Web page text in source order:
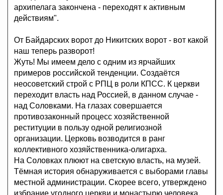
архипелага закончена - переходят к активным
действиям".
От Байдарских ворот до Никитских ворот - вот какой
наш теперь разворот!
Жуть! Мы имеем дело с одним из ярчайших
примеров российской тенденции. Создаётся
неосоветский строй с РПЦ в роли КПСС. К церкви
переходит власть над Россией, в данном случае -
над Соловками. На глазах совершается
противозаконный процесс хозяйственной
реституции в пользу одной религиозной
организации. Церковь возводится в ранг
коллективного хозяйственника-олигарха.
На Соловках плюют на светскую власть, на музей.
Тёмная история обнаруживается с выборами главы
местной администрации. Скорее всего, утверждено